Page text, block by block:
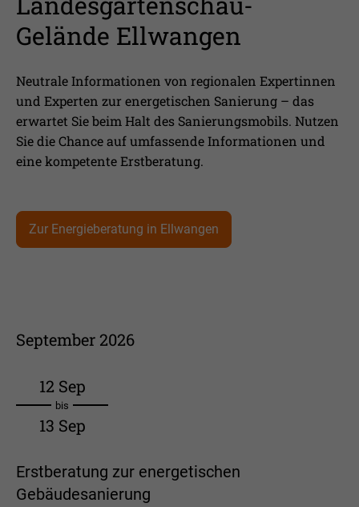
Gelände Ellwangen
Neutrale Informationen von regionalen Expertinnen
und Experten zur energetischen Sanierung – das
erwartet Sie beim Halt des Sanierungsmobils. Nutzen
Sie die Chance auf umfassende Informationen und
eine kompetente Erstberatung.
Zur Energieberatung in Ellwangen
September 2026
12 Sep
bis
13 Sep
Erstberatung zur energetischen
Gebäudesanierung